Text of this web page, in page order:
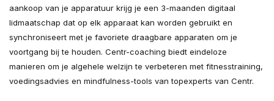
aankoop van je apparatuur krijg je een 3-maanden digitaal
lidmaatschap dat op elk apparaat kan worden gebruikt en
synchroniseert met je favoriete draagbare apparaten om je
voortgang bij te houden. Centr-coaching biedt eindeloze
manieren om je algehele welzijn te verbeteren met fitnesstraining,
voedingsadvies en mindfulness-tools van topexperts van Centr.